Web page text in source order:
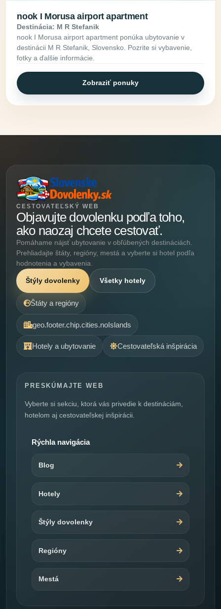
nook I Morusa airport apartment
Destinácia: M R Stefanik
nook I Morusa airport apartment ponúka ubytovanie v
destinácii M R Stefanik, Slovensko. Pozrite si vybavenie,
fotky a ďalšie informácie.
Zobraziť ponuky
CESTOVATEĽSKÝ WEB
Objavujte dovolenku podľa toho,
ako naozaj chcete cestovať.
Pomáhame nájsť ubytovanie v obľúbených destináciách.
Prehliadajte štáty, regióny, mestá a vyberte si hotel podľa
hodnotenia a vybavenia.
Štýly dovolenky Všetky hotely
Štáty a regióny
geo.footer.chip.cities.noIslands
Hotely a ubytovanie Cestovateľská inšpirácia
PRESKÚMAJTE WEB
Vyberte si sekciu, ktorá vás privedie k destináciám,
hotelom aj cestovateľskej inšpirácii.
Rýchla navigácia
Blog
Hotely
Štýly dovolenky
Regióny
Mestá